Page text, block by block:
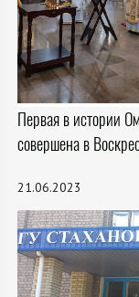
Первая в истории
совершена в
21.06.2023